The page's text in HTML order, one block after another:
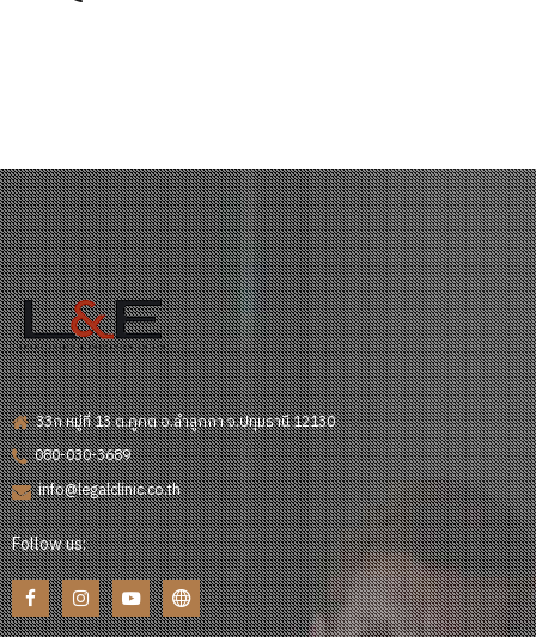
33ก หมู่ที่ 13 ต.คูคต อ.ลำลูกกา จ.ปทุมธานี 12130
080-030-3689
info@legalclinic.co.th
Follow us: